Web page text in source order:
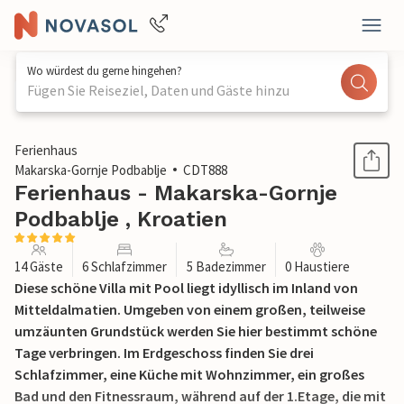
Wo würdest du gerne hingehen?
Fügen Sie Reiseziel, Daten und Gäste hinzu
1 / 65
Ferienhaus
Makarska-Gornje Podbablje
CDT888
Ferienhaus - Makarska-Gornje
Podbablje , Kroatien
14 Gäste 6 Schlafzimmer 5 Badezimmer 0 Haustiere
Diese schöne Villa mit Pool liegt idyllisch im Inland von
Mitteldalmatien. Umgeben von einem großen, teilweise
umzäunten Grundstück werden Sie hier bestimmt schöne
Tage verbringen. Im Erdgeschoss finden Sie drei
Schlafzimmer, eine Küche mit Wohnzimmer, ein großes
Bad und den Fitnessraum, während auf der 1.Etage, die mit